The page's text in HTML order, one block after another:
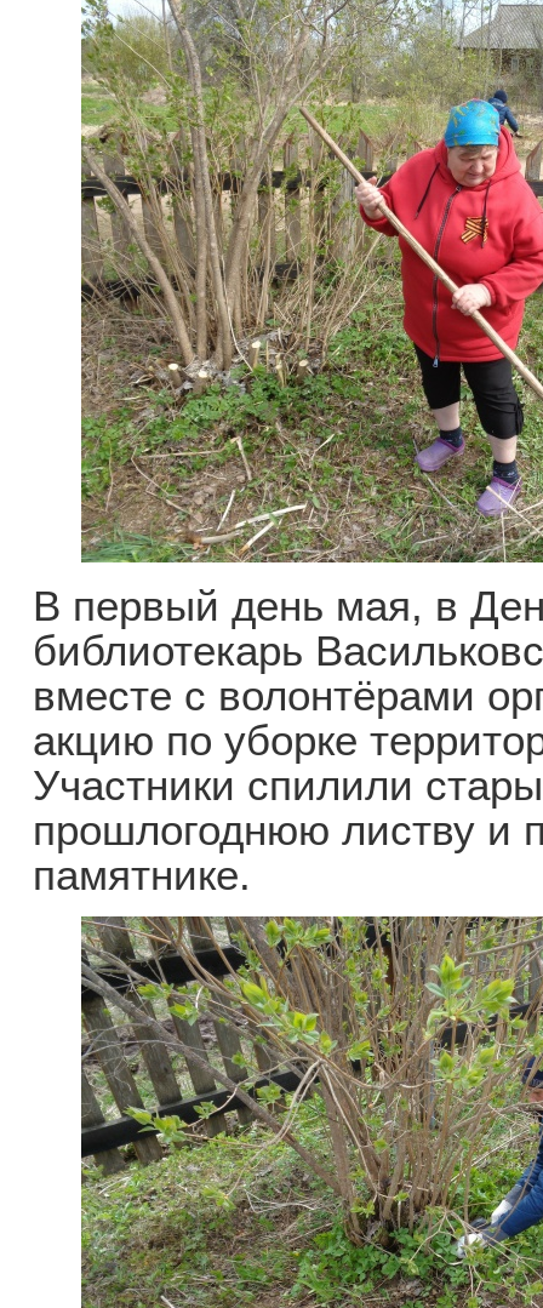
В первый день мая, в
библиотекарь
вместе с волонтёрами
акцию по уборке
Участники спилили
прошлогоднюю листву и
памятнике.